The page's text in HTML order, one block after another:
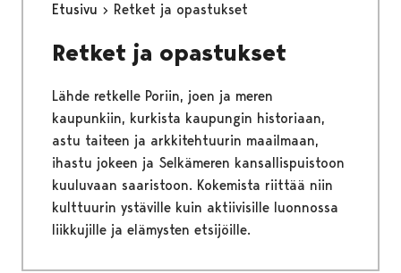
Etusivu Retket ja opastukset
Retket ja opastukset
Lähde retkelle Poriin, joen ja meren
kaupunkiin, kurkista kaupungin historiaan,
astu taiteen ja arkkitehtuurin maailmaan,
ihastu jokeen ja Selkämeren kansallispuistoon
kuuluvaan saaristoon. Kokemista riittää niin
kulttuurin ystäville kuin aktiivisille luonnossa
liikkujille ja elämysten etsijöille.